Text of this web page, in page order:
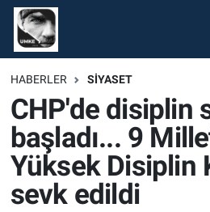
HABERLER SIYASET
CHP'de disiplin
başladı... 9
Yüksek Disiplin
sevk edildi
Gündem
Ekonomi
Spor
Magazin
Nöbetçi Eczaneler
Hava Durumu
Namaz Vakitleri
Trafik Durumu